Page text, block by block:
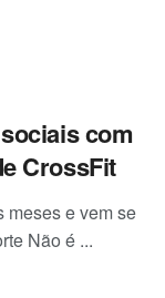
com
CrossFit
meses e vem se
Não é ...